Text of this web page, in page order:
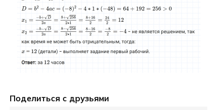
Поделиться с друзьями